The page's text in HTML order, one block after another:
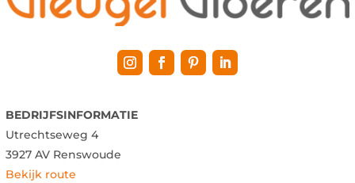
BEDRIJFSINFORMATIE
Utrechtseweg 4
3927 AV Renswoude
Bekijk route